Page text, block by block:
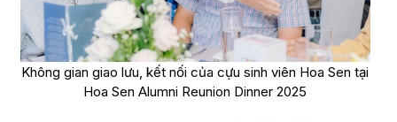
Không gian giao lưu, kết nối của cựu sinh viên Hoa Sen tại
Hoa Sen Alumni Reunion Dinner 2025